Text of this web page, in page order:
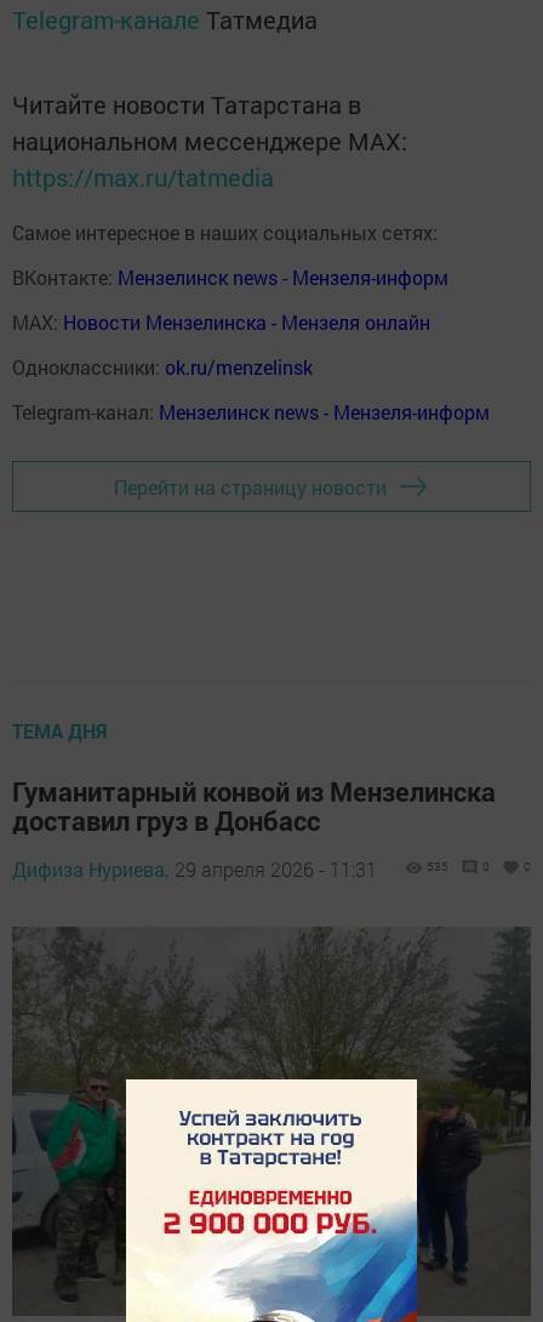
Telegram-канале Татмедиа
Читайте новости Татарстана в
национальном мессенджере MАХ:
https://max.ru/tatmedia
Самое интересное в наших социальных сетях:
ВКонтакте: Мензелинск news - Мензеля-информ
MAX: Новости Мензелинска - Мензеля онлайн
Одноклассники: ok.ru/menzelinsk
Telegram-канал: Мензелинск news - Мензеля-информ
Перейти на страницу новости
ТЕМА ДНЯ
Гуманитарный конвой из Мензелинска
доставил груз в Донбасс
Дифиза Нуриева, 29 апреля 2026 - 11:31 535 0 0